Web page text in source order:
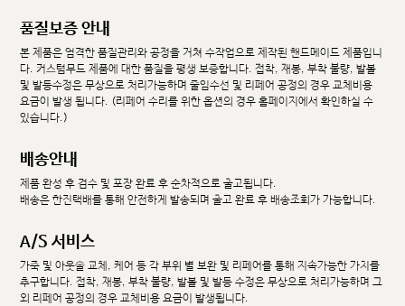
품질보증 안내
본 제품은 엄격한 품질관리와 공정을 거쳐 수작업으로 제작된 핸드메이드 제품입니
다. 커스텀무드 제품에 대한 품질을 평생 보증합니다. 접착, 재봉, 부착 불량, 발볼
및 발등수정은 무상으로 처리가능하며 줄임수선 및 리페어 공정의 경우 교체비용
요금이 발생 됩니다. (리페어 수리를 위한 옵션의 경우 홈페이지에서 확인하실 수
있습니다.)
배송안내
제품 완성 후 검수 및 포장 완료 후 순차적으로 출고됩니다.
배송은 한진택배를 통해 안전하게 발송되며 출고 완료 후 배송조회가 가능합니다.
A/S 서비스
가죽 및 아웃솔 교체, 케어 등 각 부위 별 보완 및 리페어를 통해 지속가능한 가치를
추구합니다. 접착, 재봉, 부착 불량, 발볼 및 발등 수정은 무상으로 처리가능하며 그
외 리페어 공정의 경우 교체비용 요금이 발생됩니다.